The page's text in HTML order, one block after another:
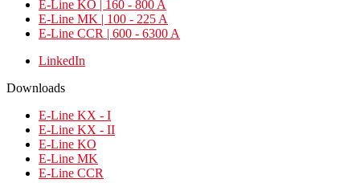
E-Line KO | 160 - 800 A
E-Line MK | 100 - 225 A
E-Line CCR | 600 - 6300 A
LinkedIn
Downloads
E-Line KX - I
E-Line KX - II
E-Line KO
E-Line MK
E-Line CCR